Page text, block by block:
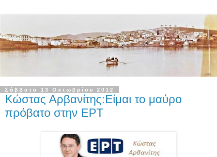
Σάββατο 13 Οκτωβρίου 2012
Κώστας Αρβανίτης:Είμαι το μαύρο
πρόβατο στην ΕΡΤ